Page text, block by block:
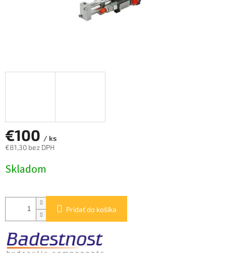
€100 / ks
€81,30 bez DPH
cena:
Skladom
Pridať do košíka